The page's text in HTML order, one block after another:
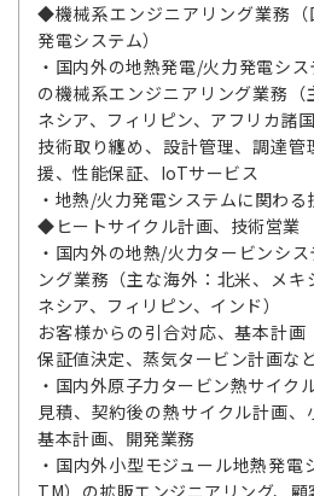
◆機械系エンジニアリング業務
発電システム）
・国内外の地熱発電/火力発電シ
の機械系エンジニアリング業務（
ネシア、フィリピン、アフリカ諸国
技術取り纏め、設計管理、調達
援、性能保証、IoTサービス
・地熱/火力発電システムに関わる
◆ヒートサイクル計画、技術営業
・国内外の地熱/火力タービンシ
ング業務（主な海外：北米、メキ
ネシア、フィリピン、インド）
お客様からの引合対応、基本計
保証値決定、蒸気タービン計画な
・国内外原子力タービン熱サイク
見積、契約後の熱サイクル計画
基本計画、開発業務
・国内外小型モジュール地熱発